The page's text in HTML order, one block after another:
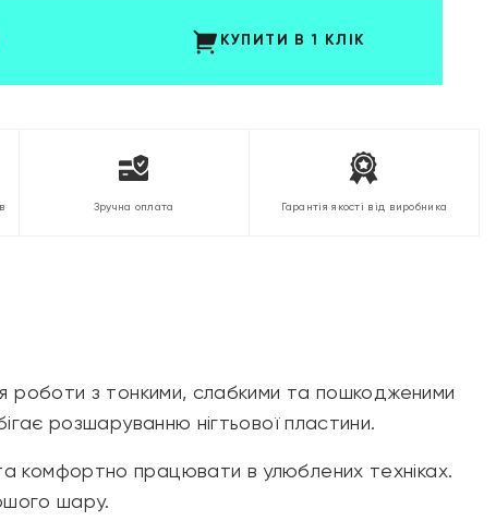
КУПИТИ В 1 КЛІК
Зручна оплата Гарантія якості від виробника
роботи з тонкими, слабкими та пошкодженими
розшаруванню нігтьової пластини.
комфортно працювати в улюблених техніках.
шару.